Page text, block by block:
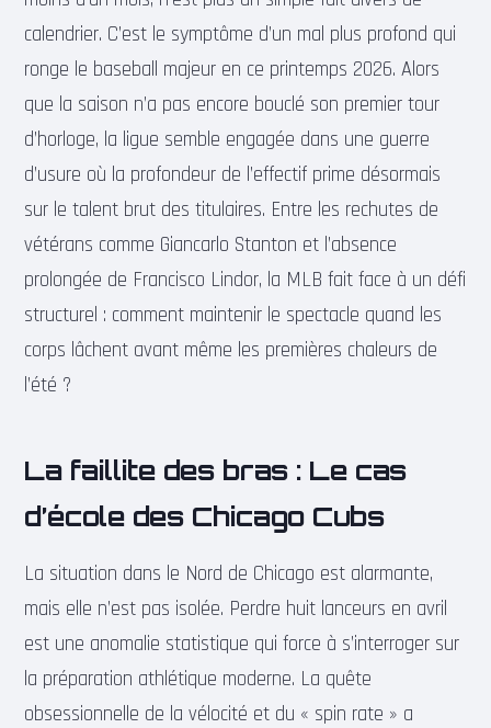
calendrier. C’est le symptôme d’un mal plus profond qui
ronge le baseball majeur en ce printemps 2026. Alors
que la saison n’a pas encore bouclé son premier tour
d’horloge, la ligue semble engagée dans une guerre
d’usure où la profondeur de l’effectif prime désormais
sur le talent brut des titulaires. Entre les rechutes de
vétérans comme Giancarlo Stanton et l’absence
prolongée de Francisco Lindor, la MLB fait face à un défi
structurel : comment maintenir le spectacle quand les
corps lâchent avant même les premières chaleurs de
l’été ?
La faillite des bras : Le cas
d’école des Chicago Cubs
La situation dans le Nord de Chicago est alarmante,
mais elle n’est pas isolée. Perdre huit lanceurs en avril
est une anomalie statistique qui force à s’interroger sur
la préparation athlétique moderne. La quête
obsessionnelle de la vélocité et du « spin rate » a